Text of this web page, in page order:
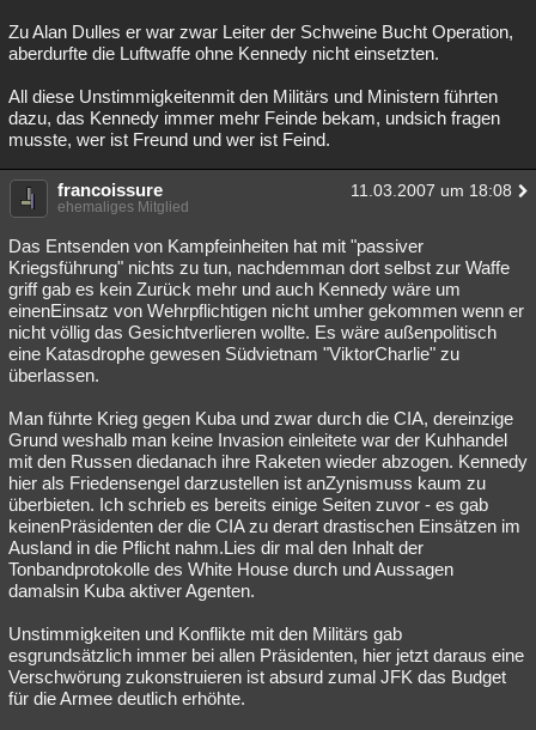
Zu Alan Dulles er war zwar Leiter der Schweine Bucht Operation,
aberdurfte die Luftwaffe ohne Kennedy nicht einsetzten.
All diese Unstimmigkeitenmit den Militärs und Ministern führten
dazu, das Kennedy immer mehr Feinde bekam, undsich fragen
musste, wer ist Freund und wer ist Feind.
francoissure 11.03.2007 um 18:08
ehemaliges Mitglied
Das Entsenden von Kampfeinheiten hat mit "passiver
Kriegsführung" nichts zu tun, nachdemman dort selbst zur Waffe
griff gab es kein Zurück mehr und auch Kennedy wäre um
einenEinsatz von Wehrpflichtigen nicht umher gekommen wenn er
nicht völlig das Gesichtverlieren wollte. Es wäre außenpolitisch
eine Katasdrophe gewesen Südvietnam "ViktorCharlie" zu
überlassen.
Man führte Krieg gegen Kuba und zwar durch die CIA, dereinzige
Grund weshalb man keine Invasion einleitete war der Kuhhandel
mit den Russen diedanach ihre Raketen wieder abzogen. Kennedy
hier als Friedensengel darzustellen ist anZynismuss kaum zu
überbieten. Ich schrieb es bereits einige Seiten zuvor - es gab
keinenPräsidenten der die CIA zu derart drastischen Einsätzen im
Ausland in die Pflicht nahm.Lies dir mal den Inhalt der
Tonbandprotokolle des White House durch und Aussagen
damalsin Kuba aktiver Agenten.
Unstimmigkeiten und Konflikte mit den Militärs gab
esgrundsätzlich immer bei allen Präsidenten, hier jetzt daraus eine
Verschwörung zukonstruieren ist absurd zumal JFK das Budget
für die Armee deutlich erhöhte.